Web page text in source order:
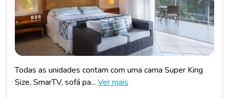
Todas as unidades contam com uma cama Super King
Size, SmarTV, sofá pa... Ver mais